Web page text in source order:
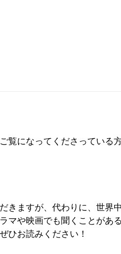
覧になってくださっている
きますが、代わりに、世界
マや映画でも聞くことがある
ひお読みください！